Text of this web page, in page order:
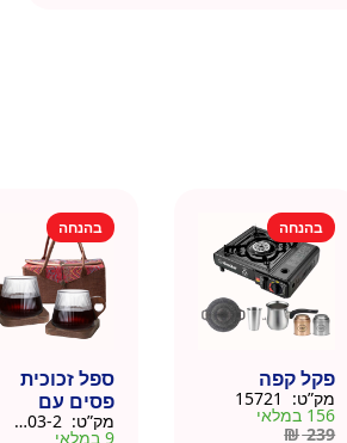
בהנחה
פקל קפה
מק”ט:
156 במלאי
₪239
בהנחה
ספל זכוכית
פסים עם
תחתית וידית
מק”ט:
9 במלאי